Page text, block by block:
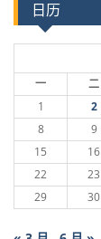
日历
一 二
1
2
8
9
15
16
22
23
29
30